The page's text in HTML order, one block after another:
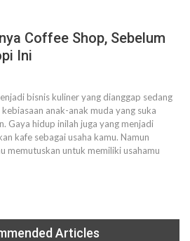
Coffee Shop, Sebelum
Ini
bisnis kuliner yang dianggap sedang
anak-anak muda yang suka
Gaya hidup inilah juga yang menjadi
kafe sebagai usaha kamu. Namun
memutuskan untuk memiliki usahamu
Articles